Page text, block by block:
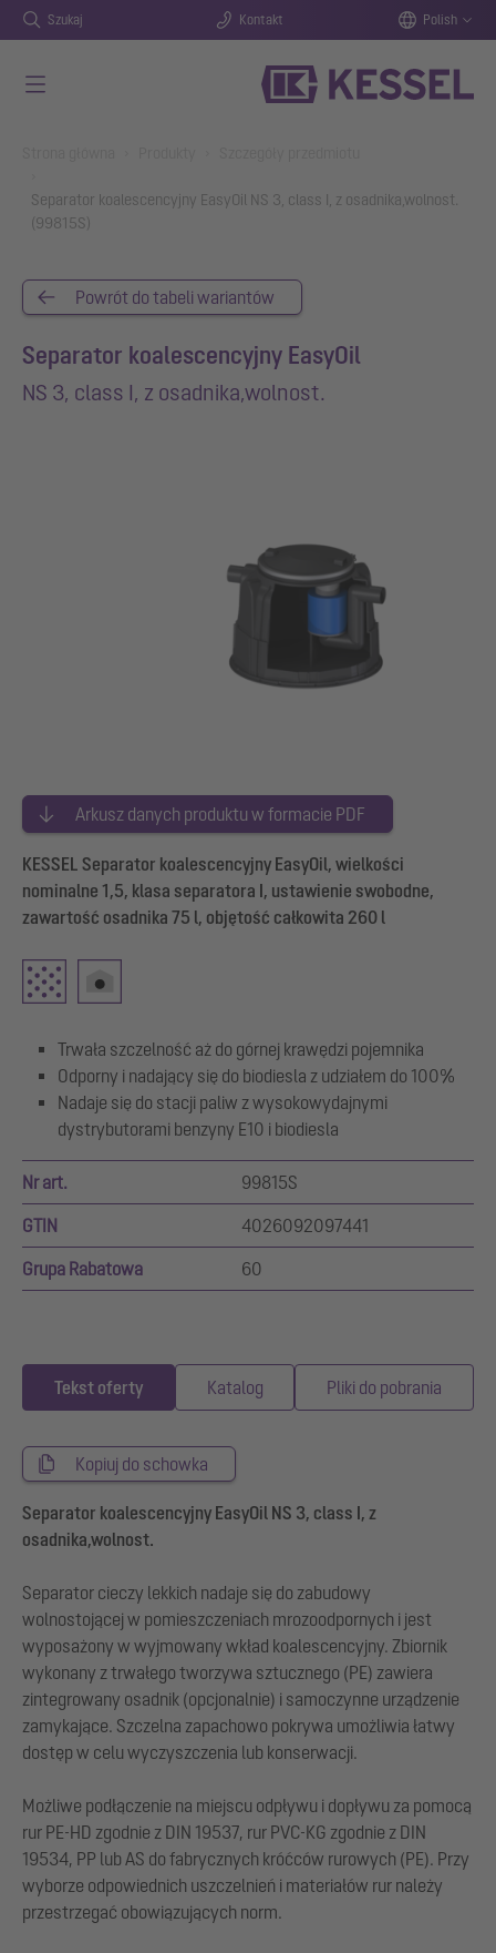
Szukaj Kontakt Polish
Separator koalescencyjny EasyOil NS 3, class I, z osadnika,wolnost.
(99815S)
Powrót do tabeli wariantów
Separator koalescencyjny EasyOil
NS 3, class I, z osadnika,wolnost.
Arkusz danych produktu w formacie PDF
KESSEL Separator koalescencyjny EasyOil, wielkości
nominalne 1,5, klasa separatora I, ustawienie swobodne,
zawartość osadnika 75 l, objętość całkowita 260 l
Trwała szczelność aż do górnej krawędzi pojemnika
Odporny i nadający się do biodiesla z udziałem do 100%
Nadaje się do stacji paliw z wysokowydajnymi
dystrybutorami benzyny E10 i biodiesla
Nr art. 99815S
GTIN 4026092097441
Grupa Rabatowa 60
Tekst oferty Katalog Pliki do pobrania
Kopiuj do schowka
Separator koalescencyjny EasyOil NS 3, class I, z
osadnika,wolnost.
Separator cieczy lekkich nadaje się do zabudowy
wolnostojącej w pomieszczeniach mrozoodpornych i jest
wyposażony w wyjmowany wkład koalescencyjny. Zbiornik
wykonany z trwałego tworzywa sztucznego (PE) zawiera
zintegrowany osadnik (opcjonalnie) i samoczynne urządzenie
zamykające. Szczelna zapachowo pokrywa umożliwia łatwy
dostęp w celu wyczyszczenia lub konserwacji.
Możliwe podłączenie na miejscu odpływu i dopływu za pomocą
rur PE-HD zgodnie z DIN 19537, rur PVC-KG zgodnie z DIN
19534, PP lub AS do fabrycznych króćców rurowych (PE). Przy
wyborze odpowiednich uszczelnień i materiałów rur należy
przestrzegać obowiązujących norm.